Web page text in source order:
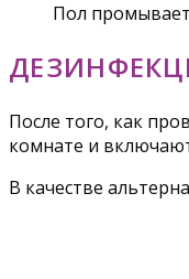
Пол
После того, как
комнате и
В качестве